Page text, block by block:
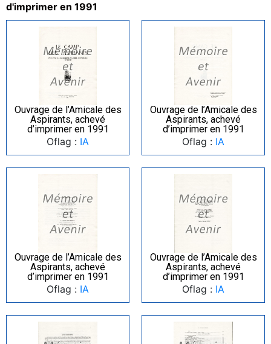
d'imprimer en 1991
Ouvrage de l’Amicale des
Aspirants, achevé
d’imprimer en 1991
Oflag : IA
Ouvrage de l’Amicale des
Aspirants, achevé
d’imprimer en 1991
Oflag : IA
Ouvrage de l’Amicale des
Aspirants, achevé
d’imprimer en 1991
Oflag : IA
Ouvrage de l’Amicale des
Aspirants, achevé
d’imprimer en 1991
Oflag : IA